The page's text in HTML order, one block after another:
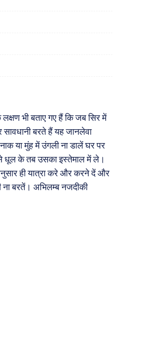
भी बताए गए हैं कि जब सिर में
बरते हैं यह जानलेवा
या मुंह में उंगली ना डालें घर पर
धूल के तब उसका इस्तेमाल में ले।
ही यात्रा करे और करने दें और
ना बरतें। अभिलम्ब नजदीकी